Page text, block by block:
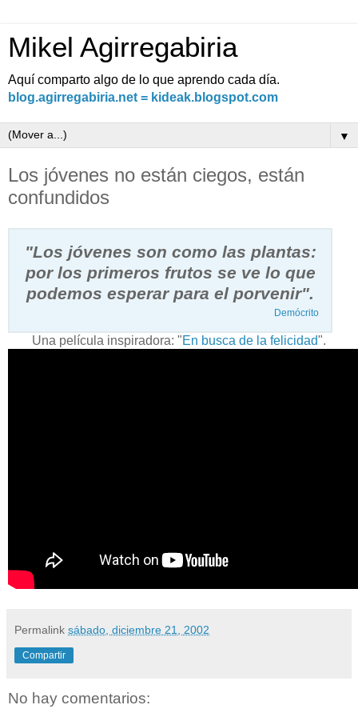
Mikel Agirregabiria
Aquí comparto algo de lo que aprendo cada día.
blog.agirregabiria.net = kideak.blogspot.com
▼
Los jóvenes no están ciegos, están
confundidos
"Los jóvenes son como las plantas:
por los primeros frutos se ve lo que
podemos esperar para el porvenir".
Demócrito
Una película inspiradora: "En busca de la felicidad".
Permalink sábado, diciembre 21, 2002
Compartir
No hay comentarios: